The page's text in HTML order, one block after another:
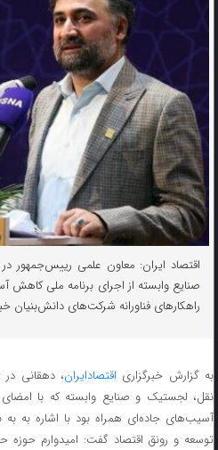
اقتصاد ایران: معاون علمی رییس‌جمهور
صنایع وابسته از اجرای برنامه ملی کاهش
راهکار‌های فناورانه شرکت‌های دانش‌بنیان
به گزارش خبرگزاری اقتصادایران،دهقانی در
نقل، لجستیک و صنایع وابسته که با
آسیب‌های جاده‌ای همراه بود با اشاره به
توسعه و رونق اقتصاد گفت: امیدوارم